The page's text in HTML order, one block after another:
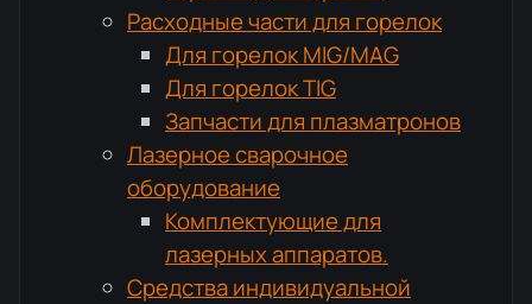
Расходные части для горелок
Для горелок MIG/MAG
Для горелок TIG
Запчасти для плазматронов
Лазерное сварочное
оборудование
Комплектующие для
лазерных аппаратов.
Средства индивидуальной